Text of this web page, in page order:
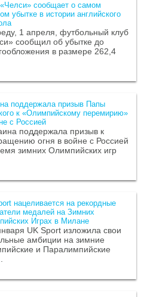
сообщает о самом
убытке в истории английского
1 апреля, футбольный клуб
сообщил об убытке до
в размере 262,4
поддержала призыв Папы
к «Олимпийскому перемирию»
с Россией
поддержала призыв к
огня в войне с Россией
зимних Олимпийских игр
нацеливается на рекордные
медалей на Зимних
Играх в Милане
UK Sport изложила свои
амбиции на зимние
и Паралимпийские